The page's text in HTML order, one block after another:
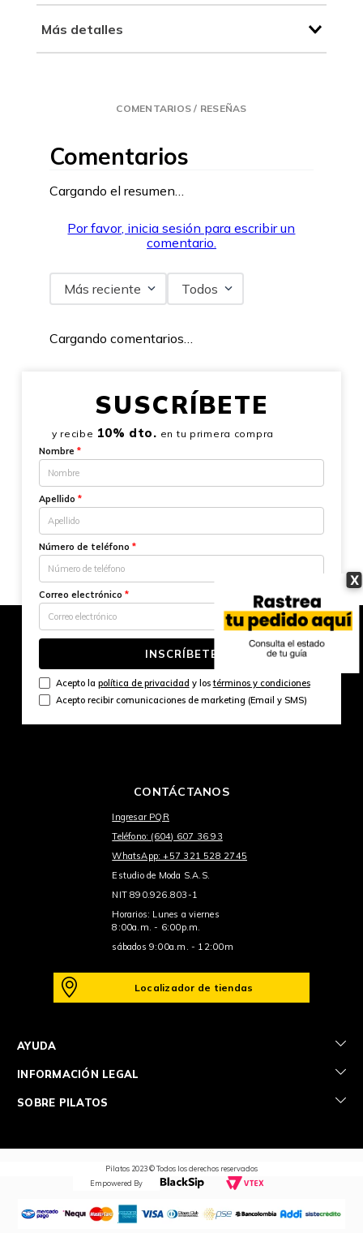
X
Más detalles
COMENTARIOS / RESEÑAS
Comentarios
Cargando el resumen…
Por favor, inicia sesión para escribir un
comentario.
Más reciente Todos
Cargando comentarios…
SUSCRÍBETE
y recibe 10% dto. en tu primera compra
Nombre *
Apellido *
Número de teléfono *
Correo electrónico *
INSCRÍBETE
Acepto la política de privacidad y lostérminos y condiciones
Acepto recibir comunicaciones de marketing (Email y SMS)
CONTÁCTANOS
Ingresar PQR
Teléfono: (604) 607 36 93
WhatsApp: +57 321 528 2745
Estudio de Moda S.A.S.
NIT 890.926.803-1
Horarios: Lunes a viernes
8:00a.m. - 6:00p.m.
sábados 9:00a.m. - 12:00m
Localizador de tiendas
AYUDA +
INFORMACIÓN LEGAL +
SOBRE PILATOS +
Pilatos 2023 © Todos los derechos reservados
Empowered By